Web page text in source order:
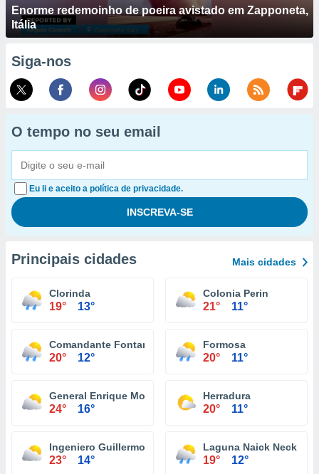
Enorme redemoinho de poeira avistado em Zapponeta,
Itália
Siga-nos
O tempo no seu email
Eu li e aceito a política de privacidade.
Principais cidades Mais cidades
Clorinda
19° 13°
Colonia Perin
21° 11°
Comandante Fontana
20° 12°
Formosa
20° 11°
General Enrique Mosconi
24° 16°
Herradura
20° 11°
Ingeniero Guillermo N. Juárez
23° 14°
Laguna Naick Neck
19° 12°